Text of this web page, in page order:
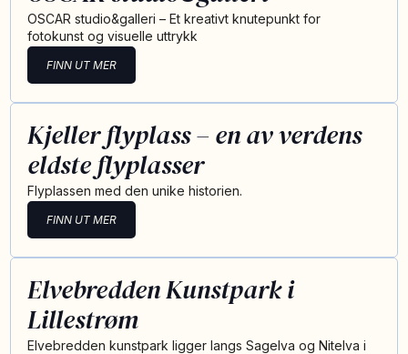
OSCAR studio&galleri – Et kreativt knutepunkt for
fotokunst og visuelle uttrykk
FINN UT MER
Kjeller flyplass – en av verdens
eldste flyplasser
Flyplassen med den unike historien.
FINN UT MER
Elvebredden Kunstpark i
Lillestrøm
Elvebredden kunstpark ligger langs Sagelva og Nitelva i